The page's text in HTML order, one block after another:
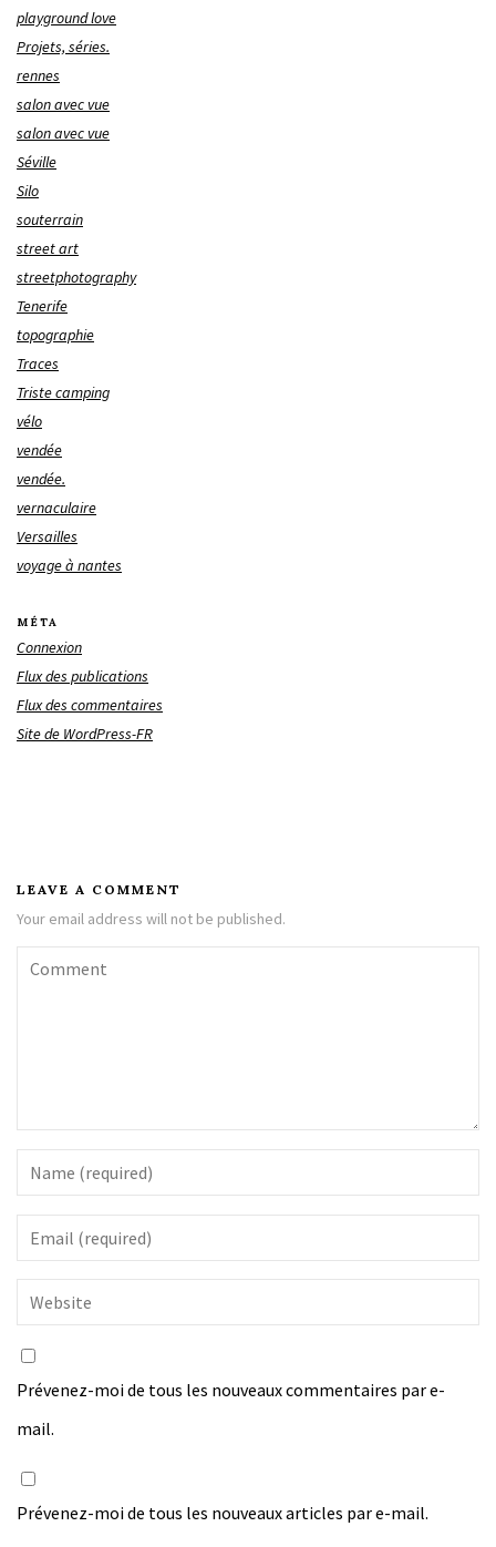
playground love
Projets, séries.
rennes
salon avec vue
salon avec vue
Séville
Silo
souterrain
street art
streetphotography
Tenerife
topographie
Traces
Triste camping
vélo
vendée
vendée.
vernaculaire
Versailles
voyage à nantes
MÉTA
Connexion
Flux des publications
Flux des commentaires
Site de WordPress-FR
LEAVE A COMMENT
Your email address will not be published.
Prévenez-moi de tous les nouveaux commentaires par e-
mail.
Prévenez-moi de tous les nouveaux articles par e-mail.